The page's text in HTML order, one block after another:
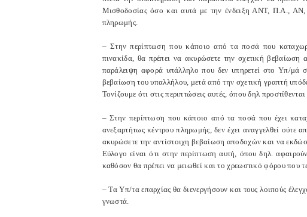
Μισθοδοσίας όσο και αυτά με την ένδειξη ΑΝΤ, Π.Α., ΑΝ,
πληρωμής.
– Στην περίπτωση που κάποιο από τα ποσά που
πινακίδα, θα πρέπει να ακυρώσετε την σχετική
παράλειψη αφορά υπάλληλο που δεν υπηρετεί στο Υπ/μά
βεβαίωση του υπαλλήλου, μετά από την σχετική γραπτή
Τονίζουμε ότι στις περιπτώσεις αυτές, όπου δηλ
– Στην περίπτωση που κάποιο από τα ποσά που έχει
ανεξαρτήτως κέντρου πληρωμής, δεν έχει αναγγελθεί
ακυρώσετε την αντίστοιχη βεβαίωση αποδοχών και να
Εύλογο είναι ότι στην περίπτωση αυτή, όπου δηλ.
καθόσον θα πρέπει να μειωθεί και το χρεωστικό φόρου που
– Τα Υπ/τα επαρχίας θα διενεργήσουν και τους λοιπούς
γνωστά.